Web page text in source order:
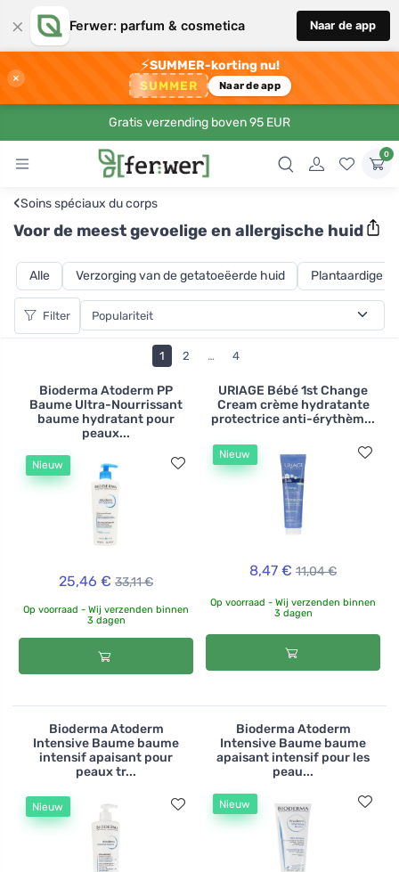
× Ferwer: parfum & cosmetica Naar de app
×
⚡SUMMER-korting nu!
SUMMER Naar de app
Gratis verzending boven 95 EUR
0
‹Soins spéciaux du corps
Voor de meest gevoelige en allergische huid
Alle Verzorging van de getatoeëerde huid Plantaardige
Filter
1 2 … 4
Bioderma Atoderm PP
Baume Ultra-Nourrissant
baume hydratant pour
peaux...
Nieuw
25,46 € 33,11 €
Op voorraad - Wij verzenden binnen
3 dagen
URIAGE Bébé 1st Change
Cream crème hydratante
protectrice anti-érythèm...
Nieuw
8,47 € 11,04 €
Op voorraad - Wij verzenden binnen
3 dagen
Bioderma Atoderm
Intensive Baume baume
intensif apaisant pour
peaux tr...
Nieuw
Bioderma Atoderm
Intensive Baume baume
apaisant intensif pour les
peau...
Nieuw